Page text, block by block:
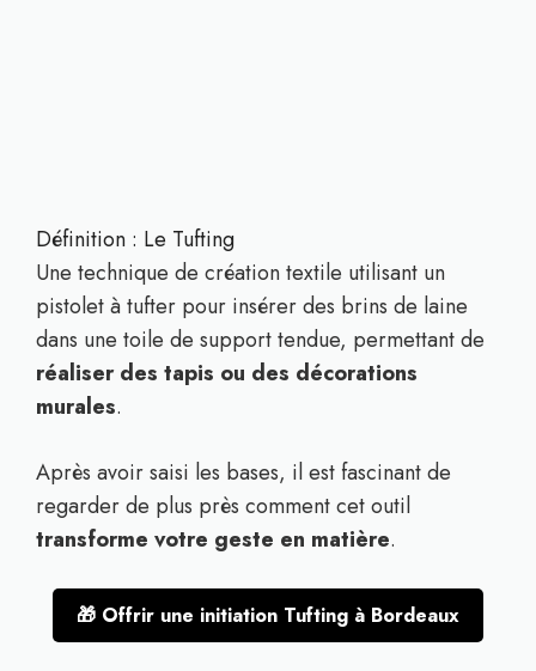
Définition : Le Tufting
Une technique de création textile utilisant un
pistolet à tufter pour insérer des brins de laine
dans une toile de support tendue, permettant de
réaliser des tapis ou des décorations
murales.
Après avoir saisi les bases, il est fascinant de
regarder de plus près comment cet outil
transforme votre geste en matière.
🎁 Offrir une initiation Tufting à Bordeaux